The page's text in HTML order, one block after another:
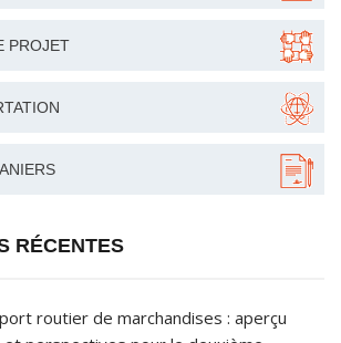
PROJET
RÉCENTES
routier de marchandises : aperçu